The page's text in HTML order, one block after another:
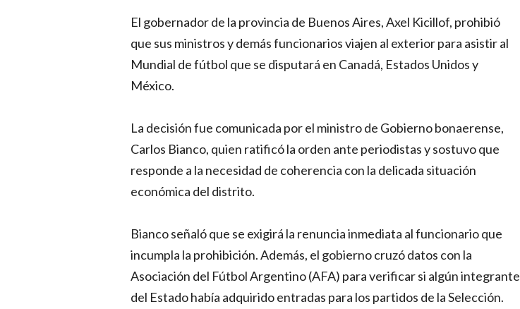
El gobernador de la provincia de Buenos Aires, Axel Kicillof, prohibió
que sus ministros y demás funcionarios viajen al exterior para asistir al
Mundial de fútbol que se disputará en Canadá, Estados Unidos y
México.
La decisión fue comunicada por el ministro de Gobierno bonaerense,
Carlos Bianco, quien ratificó la orden ante periodistas y sostuvo que
responde a la necesidad de coherencia con la delicada situación
económica del distrito.
Bianco señaló que se exigirá la renuncia inmediata al funcionario que
incumpla la prohibición. Además, el gobierno cruzó datos con la
Asociación del Fútbol Argentino (AFA) para verificar si algún integrante
del Estado había adquirido entradas para los partidos de la Selección.